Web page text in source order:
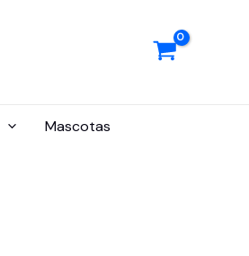
Mascotas